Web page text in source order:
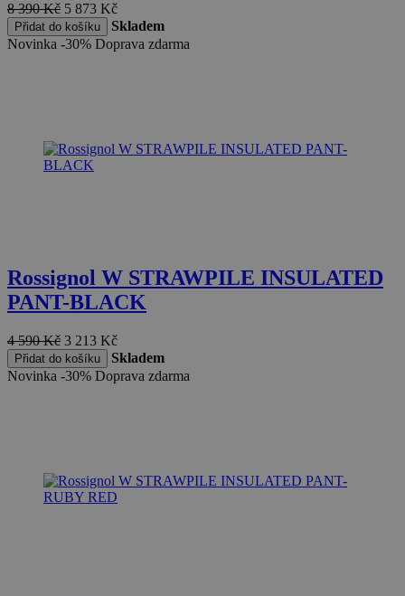
8 390Kč 5 873 Kč
Přidat do košíku
Skladem
Novinka -30% Doprava zdarma
Rossignol W STRAWPILE INSULATED
PANT-BLACK
4 590Kč 3 213 Kč
Přidat do košíku
Skladem
Novinka -30% Doprava zdarma